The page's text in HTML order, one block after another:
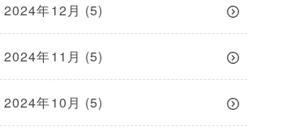
2024年12月 (5)
2024年11月 (5)
2024年10月 (5)